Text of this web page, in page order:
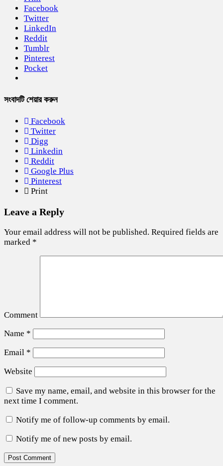
Facebook
Twitter
LinkedIn
Reddit
Tumblr
Pinterest
Pocket
সংবাদটি শেয়ার করুন
Facebook
Twitter
Digg
Linkedin
Reddit
Google Plus
Pinterest
Print
Leave a Reply
Your email address will not be published. Required fields are
marked *
Comment
Name *
Email *
Website
Save my name, email, and website in this browser for the
next time I comment.
Notify me of follow-up comments by email.
Notify me of new posts by email.